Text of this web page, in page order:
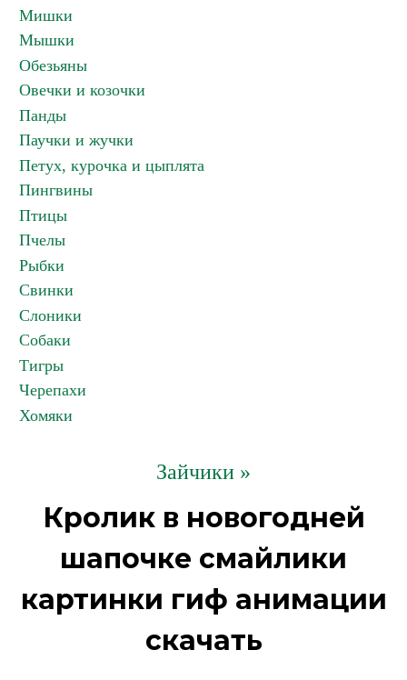
Мишки
Мышки
Обезьяны
Овечки и козочки
Панды
Паучки и жучки
Петух, курочка и цыплята
Пингвины
Птицы
Пчелы
Рыбки
Свинки
Слоники
Собаки
Тигры
Черепахи
Хомяки
Зайчики »
Кролик в новогодней
шапочке смайлики
картинки гиф анимации
скачать